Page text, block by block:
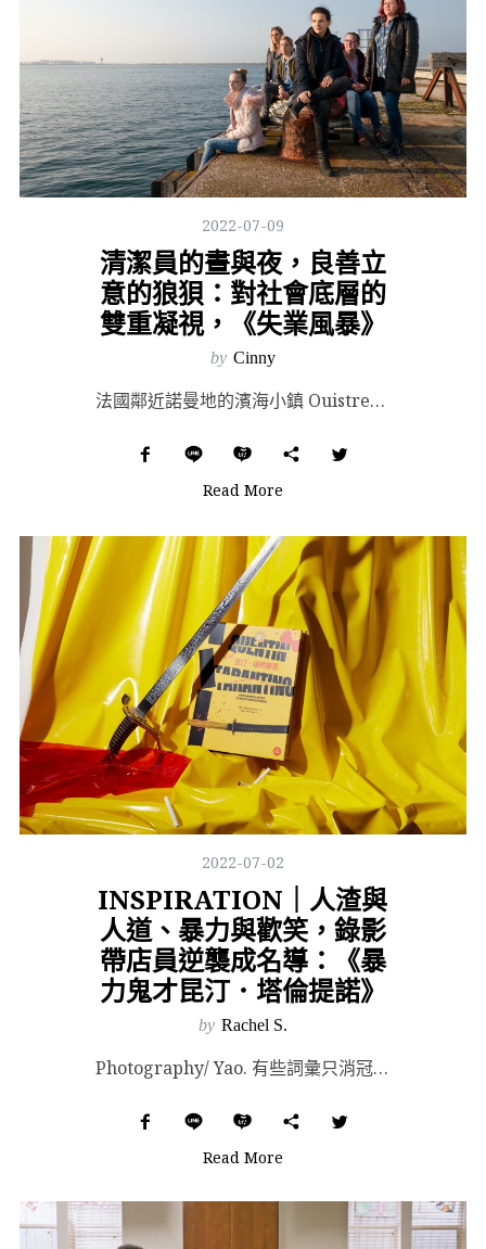
2022-07-09
清潔員的晝與夜，良善立
意的狼狽：對社會底層的
雙重凝視，《失業風暴》
by Cinny
法國鄰近諾曼地的濱海小鎮 Ouistreham，一個一如往常的陰天下午，瑪麗安來到就業服務中心尋找工...
Read More
2022-07-02
INSPIRATION｜人渣與
人道、暴力與歡笑，錄影
帶店員逆襲成名導：《暴
力鬼才昆汀．塔倫提諾》
by Rachel S.
Photography/ Yao. 有些詞彙只消冠上否定副詞，就能輕易成為自己的反面：美麗 / 不美...
Read More